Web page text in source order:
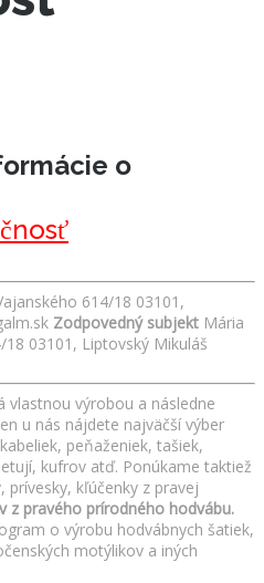
o
614/18 03101,
Zodpovedný subjekt Mária
18 03101, Liptovský Mikuláš
vlastnou výrobou a následne
u nás nájdete najväčší výber
peňaženiek, tašiek,
kufrov atď. Ponúkame taktiež
prívesky, kľúčenky z pravej
z pravého prírodného hodvábu.
o výrobu hodvábnych šatiek,
motýlikov a iných